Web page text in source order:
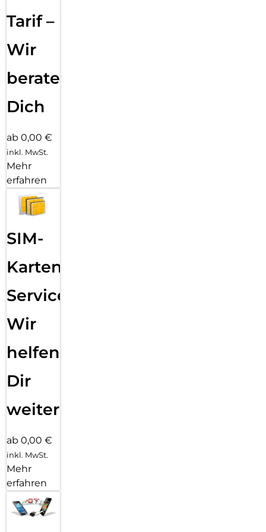
Tarif –
Wir
beraten
Dich
ab 0,00 €
inkl. MwSt.
Mehr
erfahren
SIM-
Karten
Service:
Wir
helfen
Dir
weiter
ab 0,00 €
inkl. MwSt.
Mehr
erfahren